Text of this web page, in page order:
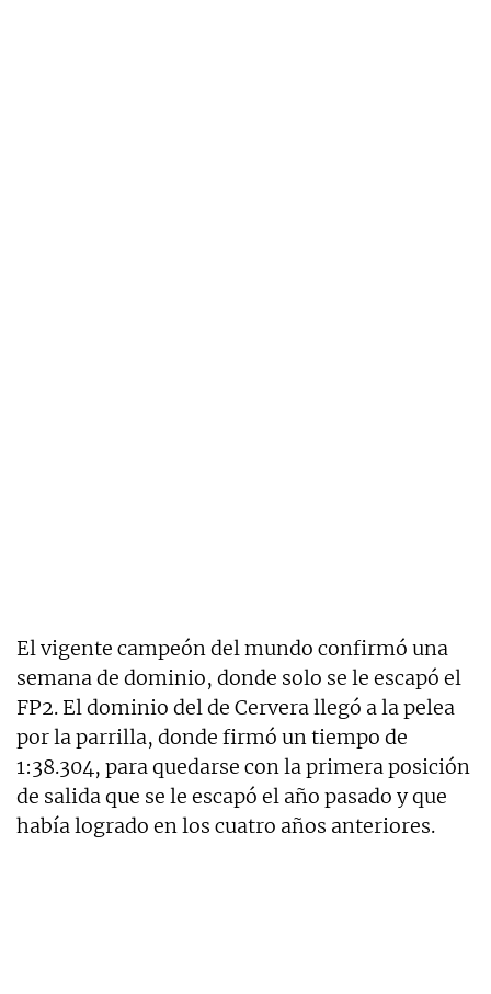
El vigente campeón del mundo confirmó una
semana de dominio, donde solo se le escapó el
FP2. El dominio del de Cervera llegó a la pelea
por la parrilla, donde firmó un tiempo de
1:38.304, para quedarse con la primera posición
de salida que se le escapó el año pasado y que
había logrado en los cuatro años anteriores.